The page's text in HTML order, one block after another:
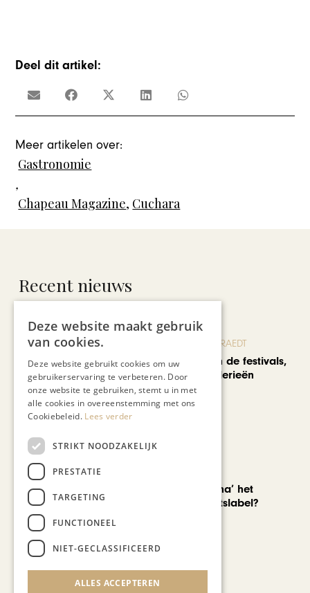
Deel dit artikel:
Meer artikelen over:
Gastronomie
,
Chapeau Magazine, Cuchara
Recent nieuws
BLOG JO CORTENRAEDT
We verzuipen in de festivals,
feesten en braderieën
Is ‘Made in China’ het
nieuwe kwaliteitslabel?
Deze website maakt gebruik
van cookies.
Deze website gebruikt cookies om uw
gebruikerservaring te verbeteren. Door
onze website te gebruiken, stemt u in met
alle cookies in overeenstemming met ons
Cookiebeleid. Lees verder
STRIKT NOODZAKELIJK
PRESTATIE
TARGETING
FUNCTIONEEL
NIET-GECLASSIFICEERD
ALLES ACCEPTEREN